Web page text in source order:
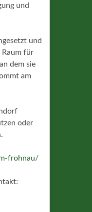
und
und
Raum für
dem sie
am
oder
frohnau/